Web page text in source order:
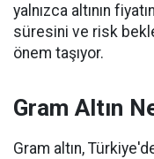
yalnızca altının
süresini ve risk
önem taşıyor.
Gram Altın
Gram altın,